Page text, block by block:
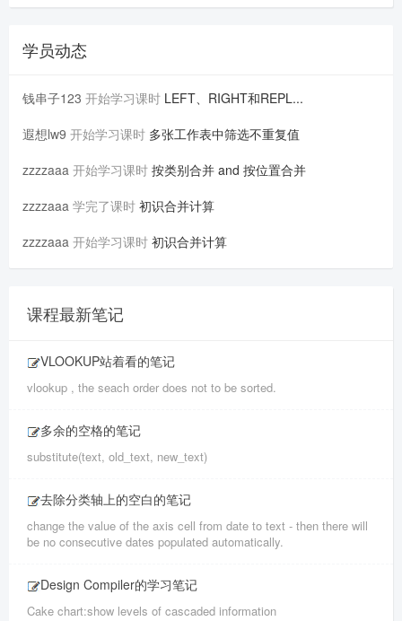
学员动态
钱串子123 开始学习课时 LEFT、RIGHT和REPL...
遐想lw9 开始学习课时 多张工作表中筛选不重复值
zzzzaaa 开始学习课时 按类别合并 and 按位置合并
zzzzaaa 学完了课时 初识合并计算
zzzzaaa 开始学习课时 初识合并计算
课程最新笔记
VLOOKUP站着看的笔记
vlookup , the seach order does not to be sorted.
多余的空格的笔记
substitute(text, old_text, new_text)
去除分类轴上的空白的笔记
change the value of the axis cell from date to text - then there will
be no consecutive dates populated automatically.
Design Compiler的学习笔记
Cake chart:show levels of cascaded information